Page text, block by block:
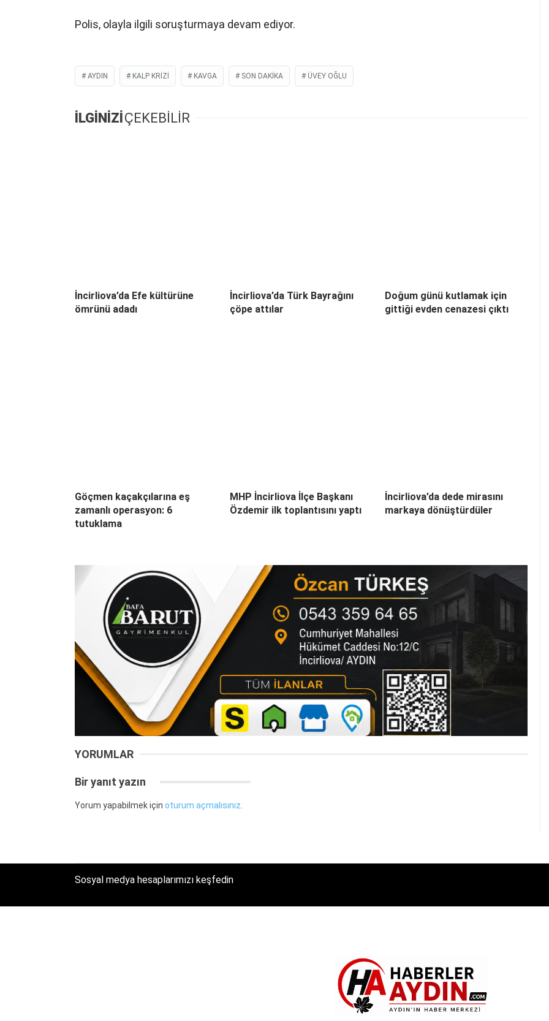
Polis, olayla ilgili soruşturmaya devam ediyor.
AYDIN KALP KRIZI KAVGA SON DAKIKA ÜVEY OĞLU
İLGİNİZİ ÇEKEBİLİR
İncirliova’da Efe kültürüne
ömrünü adadı
İncirliova’da Türk Bayrağını
çöpe attılar
Doğum günü kutlamak için
gittiği evden cenazesi çıktı
Göçmen kaçakçılarına eş
zamanlı operasyon: 6
tutuklama
MHP İncirliova İlçe Başkanı
Özdemir ilk toplantısını yaptı
İncirliova’da dede mirasını
markaya dönüştürdüler
YORUMLAR
Bir yanıt yazın
Yorum yapabilmek için oturum açmalısınız
Sosyal medya hesaplarımızı keşfedin